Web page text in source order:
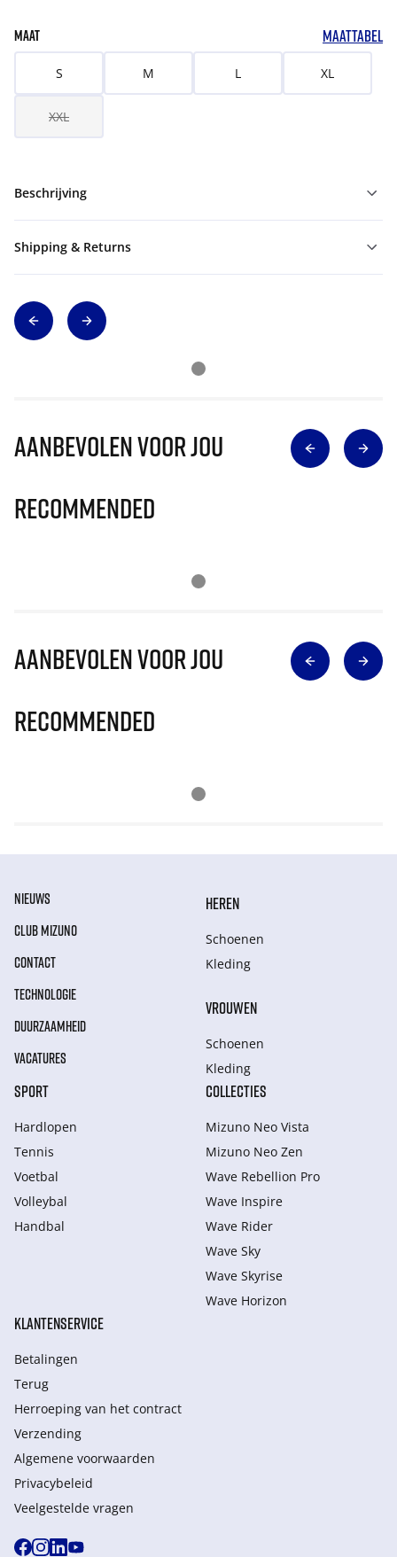
MAAT MAATTABEL
S M L XL
XXL
Beschrijving
Shipping & Returns
Aanbevolen voor jou
Recommended
Aanbevolen voor jou
Recommended
NIEUWS
CLUB MIZUNO
CONTACT
TECHNOLOGIE
DUURZAAMHEID
VACATURES
HEREN
Schoenen
Kleding
VROUWEN
Schoenen
Kleding
SPORT
Hardlopen
Tennis
Voetbal
Volleybal
Handbal
COLLECTIES
Mizuno Neo Vista
Mizuno Neo Zen
Wave Rebellion Pro
Wave Inspire
Wave Rider
Wave Sky
Wave Skyrise
Wave Horizon
KLANTENSERVICE
Betalingen
Terug
Herroeping van het contract
Verzending
Algemene voorwaarden
Privacybeleid
Veelgestelde vragen